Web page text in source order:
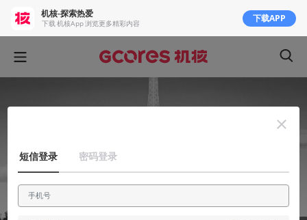
机核-探索热爱
下载 机核App 浏览更多精彩内容 下载APP
短信登录 密码登录